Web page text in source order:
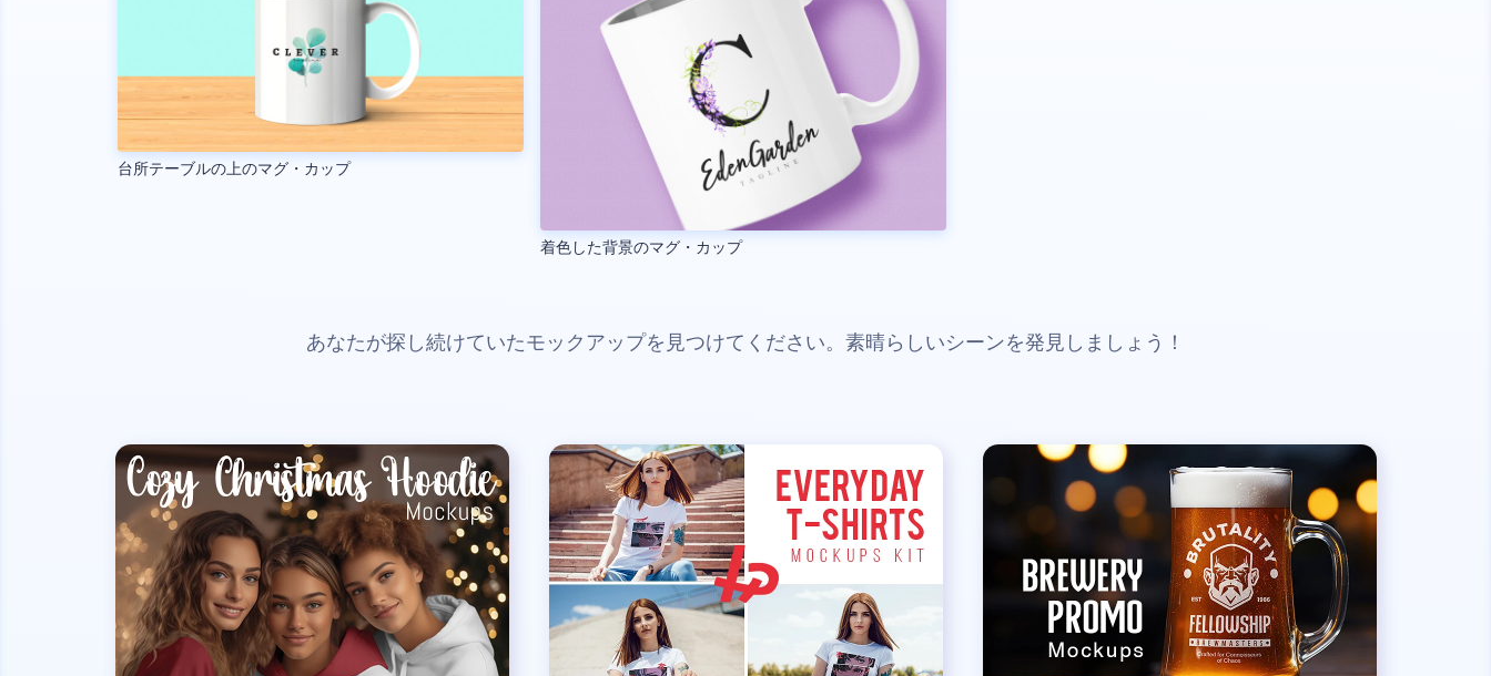
台所テーブルの上のマグ・カップ
着色した背景のマグ・カップ
あなたが探し続けていたモックアップを見つけてください。素晴らしいシーンを発見しましょう！